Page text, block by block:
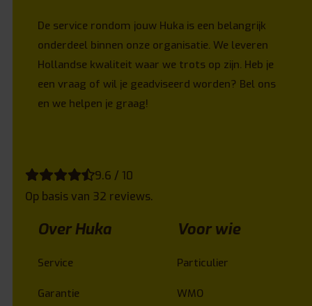
De service rondom jouw Huka is een belangrijk
onderdeel binnen onze organisatie. We leveren
Hollandse kwaliteit waar we trots op zijn. Heb je
een vraag of wil je geadviseerd worden? Bel ons
en we helpen je graag!
9.6 / 10
Op basis van 32 reviews.
Over Huka
Service
Garantie
Voor wie
Particulier
WMO